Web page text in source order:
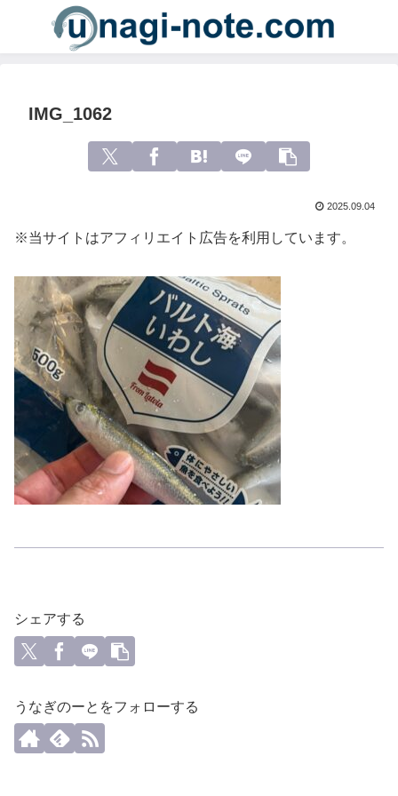
IMG_1062
2025.09.04
※当サイトはアフィリエイト広告を利用しています。
シェアする
うなぎのーとをフォローする